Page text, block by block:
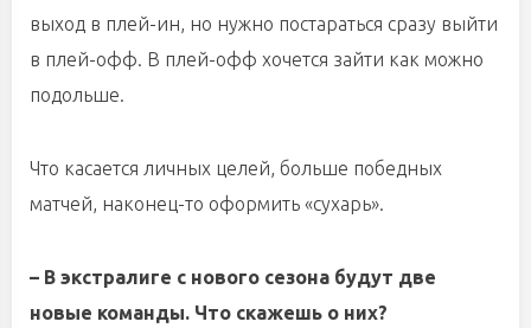
выход в плей-ин, но нужно постараться сразу выйти
в плей-офф. В плей-офф хочется зайти как можно
подольше.
Что касается личных целей, больше победных
матчей, наконец-то оформить «сухарь».
– В экстралиге с нового сезона будут две
новые команды. Что скажешь о них?